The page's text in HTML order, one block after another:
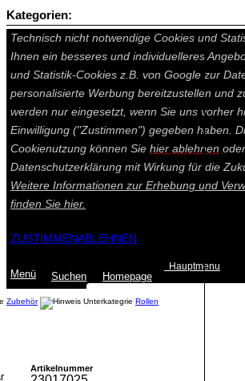
Auf dieser Seite werden technisch
Technisch nicht notwendige Cookies und
Ihnen ein besseres und individuelleres
und Statistik-Cookies z.B. von Google zur
personalisierte Werbung bereitzustellen und
werden nur eingesetzt, wenn Sie uns vorher
Einwilligung ("Zustimmen") gegeben haben.
Cookienutzung können Sie hier ablehnen
Datenschutzerklärung mit Wirkung für die
Weitere Informationen zur Erhebung und
finden Sie hier.
ZUSTIMMENABLEHNEN
Menü Suchen Homepage
Hauptmenu
Zubehör Rollen
Artikelnummer
Kategorien: